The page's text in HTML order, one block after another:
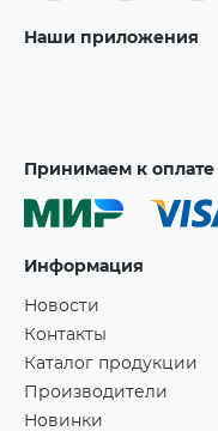
Наши приложения
Принимаем к оплате
Информация
Новости
Контакты
Каталог продукции
Производители
Новинки